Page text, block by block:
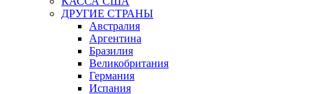
ДРУГИЕ СТРАНЫ
Австралия
Аргентина
Бразилия
Великобритания
Германия
Испания